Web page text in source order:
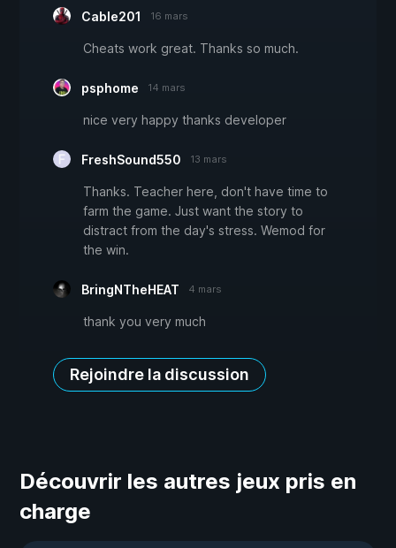
Cable201 16 mars
Cheats work great. Thanks so much.
psphome 14 mars
nice very happy thanks developer
FreshSound550 13 mars
Thanks. Teacher here, don't have time to
farm the game. Just want the story to
distract from the day's stress. Wemod for
the win.
BringNTheHEAT 4 mars
thank you very much
Rejoindre la discussion
Découvrir les autres jeux pris en
charge